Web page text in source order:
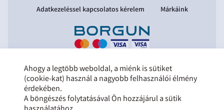
Adatkezeléssel kapcsolatos kérelem
Márkáink
Copyright © 2021 Komprádor Kft.
Minden jog fenntartva.
Tervezte és készítette:
az Octopus 8 ERP forgalmazója.
Ahogy a legtöbb weboldal, a miénk is sütiket
(cookie-kat) használ a nagyobb felhasználói élmény
érdekében.
A böngészés folytatásával Ön hozzájárul a sütik